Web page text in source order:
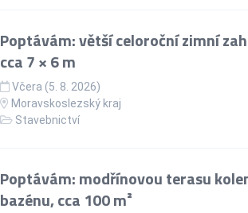
Poptávám: větší celoroční zimní
cca 7 × 6 m
Včera (5. 8. 2026)
Moravskoslezský kraj
Stavebnictví
Poptávám: modřínovou terasu
bazénu, cca 100 m²